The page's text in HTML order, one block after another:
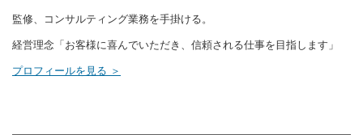
監修、コンサルティング業務を手掛ける。
経営理念「お客様に喜んでいただき、信頼される仕事を目指します」
プロフィールを見る ＞